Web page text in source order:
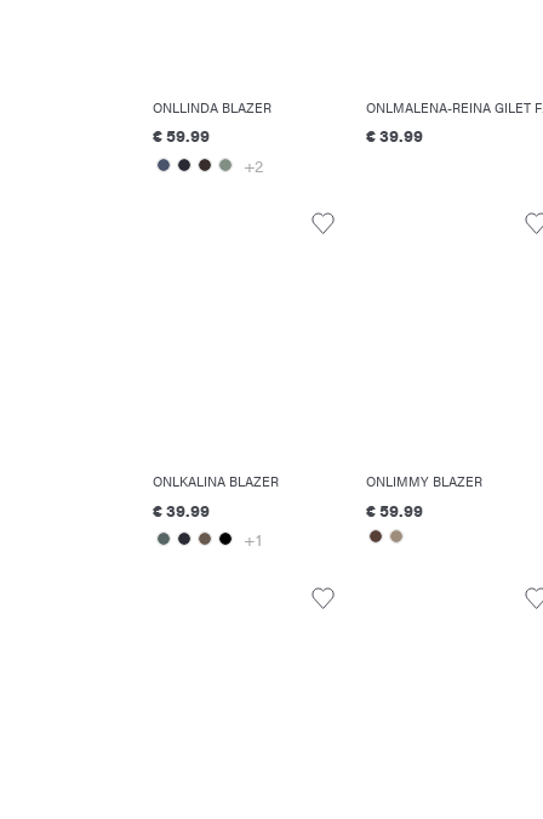
ONLLINDA BLAZER
€ 59.99
+2
€ 39.99
ONLKALINA BLAZER
€ 39.99
+1
ONLIMMY BLAZER
€ 59.99